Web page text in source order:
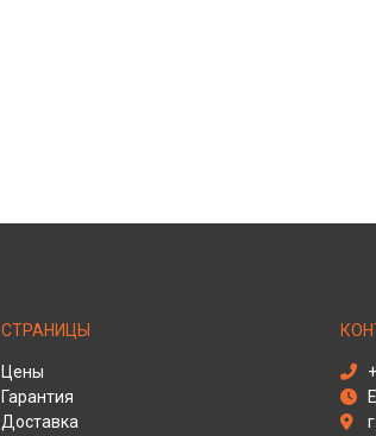
СТРАНИЦЫ
Цены
Гарантия
Доставка